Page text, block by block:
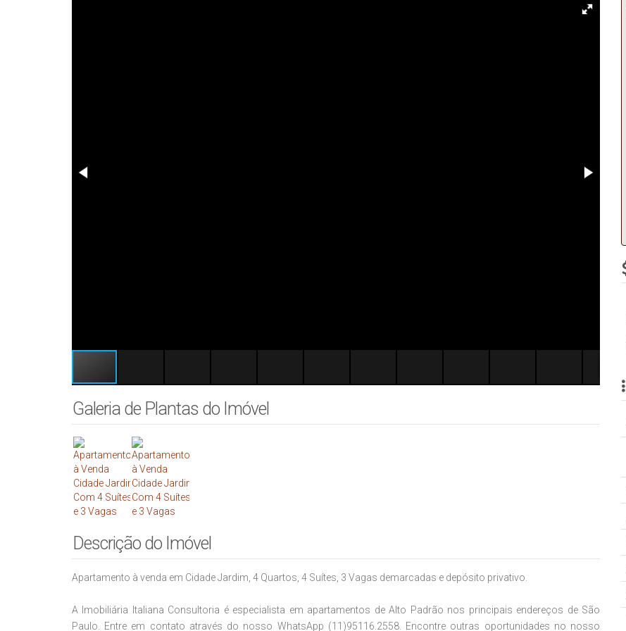
Galeria de Plantas do Imóvel
Descrição do Imóvel
Apartamento à venda em Cidade Jardim, 4 Quartos, 4 Suítes, 3 Vagas demarcadas e depósito privativo.
A Imobiliária Italiana Consultoria é especialista em apartamentos de Alto Padrão nos principais endereços de São
Paulo. Entre em contato através do nosso WhatsApp (11)95116.2558. Encontre outras oportunidades no nosso